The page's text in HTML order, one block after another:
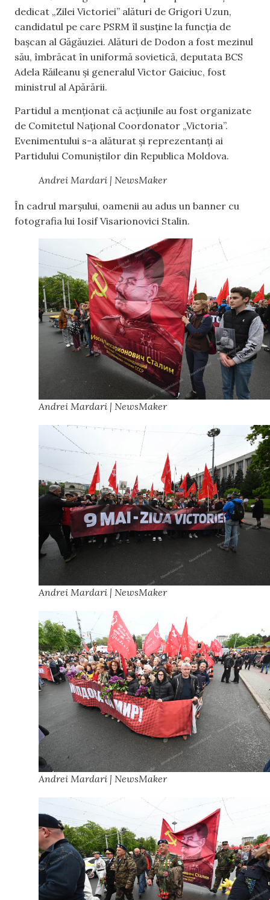
dedicat „Zilei Victoriei” alături de Grigori Uzun,
candidatul pe care PSRM îl susține la funcția de
bașcan al Găgăuziei. Alături de Dodon a fost mezinul
său, îmbrăcat în uniformă sovietică, deputata BCS
Adela Răileanu și generalul Victor Gaiciuc, fost
ministrul al Apărării.
Partidul a menționat că acțiunile au fost organizate
de Comitetul Național Coordonator „Victoria”.
Evenimentului s-a alăturat și reprezentanți ai
Partidului Comuniștilor din Republica Moldova.
Andrei Mardari | NewsMaker
În cadrul marșului, oamenii au adus un banner cu
fotografia lui Iosif Visarionovici Stalin.
Andrei Mardari | NewsMaker
Andrei Mardari | NewsMaker
Andrei Mardari | NewsMaker